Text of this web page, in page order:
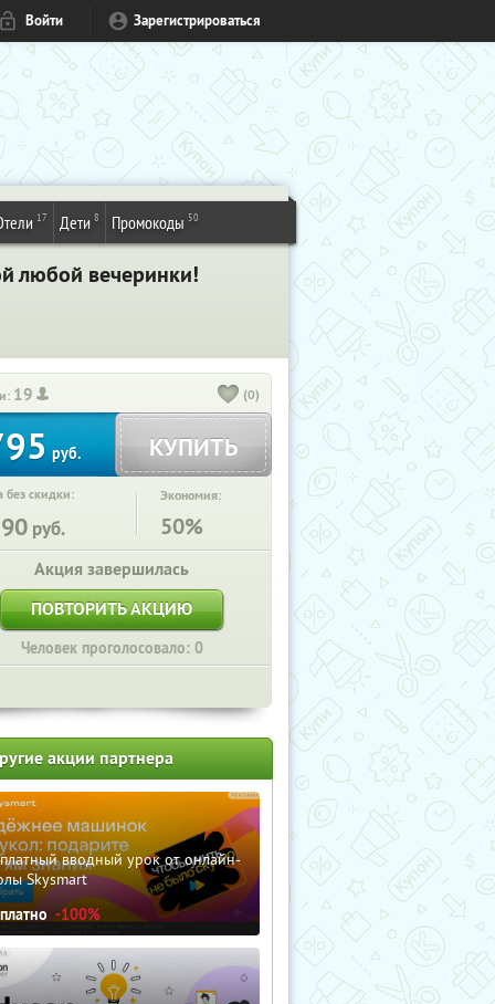
Войти Зарегистрироваться
17 Дети 8 Промокоды 50
любой вечеринки!
19 (0)
руб. КУПИТЬ
без скидки:
руб.
Экономия:
50%
Акция завершилась
ПОВТОРИТЬ АКЦИЮ
Человек проголосовало: 0
акции партнера
вводный урок от онлайн-
Skysmart
-100%